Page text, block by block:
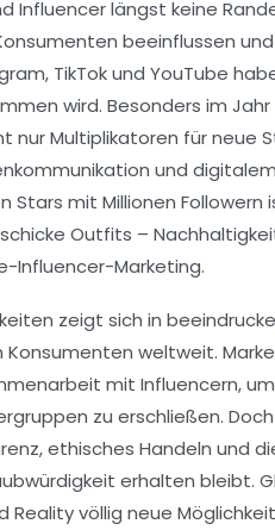
Influencer längst keine
beeinflussen
TikTok und YouTube
wird. Besonders im
nur Multiplikatoren für neue
und
Stars mit Millionen
Outfits –
Influencer-Marketing.
zeigt sich in
weltweit.
mit Influencern,
zu erschließen.
ethisches Handeln und
erhalten bleibt.
völlig neue